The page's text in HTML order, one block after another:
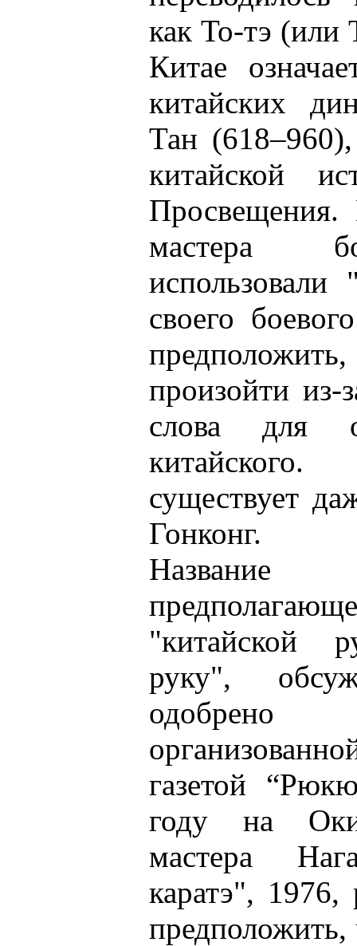
как То-тэ (или
Китае
китайских
Тан (618–960),
китайской
Просвещения.
мастера
использовали
своего
произойти из-
слова для
существует
Гонконг.
"китайской
руку",
газетой
году на
мастера
каратэ",
предположить,